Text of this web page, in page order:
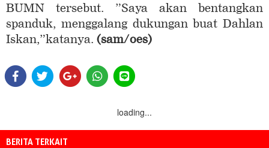
BUMN tersebut. ”Saya akan bentangkan
spanduk, menggalang dukungan buat Dahlan
Iskan,”katanya. (sam/oes)
loading...
BERITA TERKAIT